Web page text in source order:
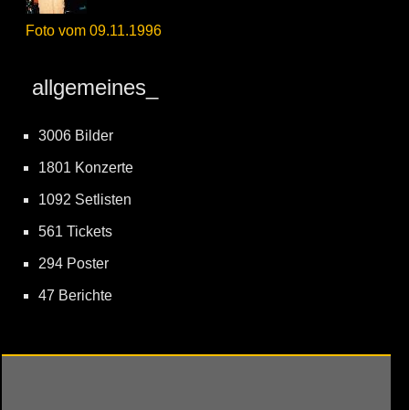
Foto vom 09.11.1996
allgemeines_
3006 Bilder
1801 Konzerte
1092 Setlisten
561 Tickets
294 Poster
47 Berichte